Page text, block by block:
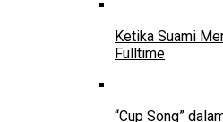
Ketika Suami
Fulltime
“Cup Song”